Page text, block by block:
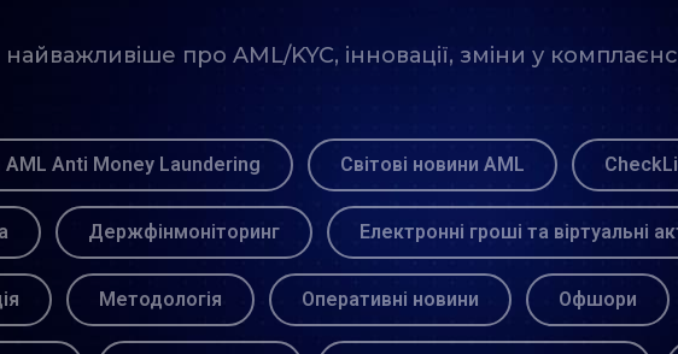
про AML/KYC, інновації, зміни у
AML Anti Money Laundering Світові новини AML
Держфінмоніторинг Електронні гроші та віртуальні
Методологія Оперативні новини Офшори